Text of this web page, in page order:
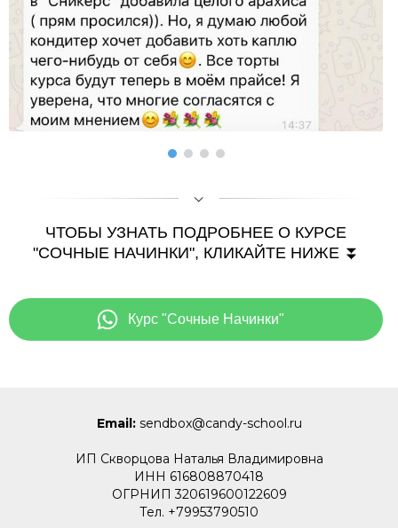
ЧТОБЫ УЗНАТЬ ПОДРОБНЕЕ О КУРСЕ
"СОЧНЫЕ НАЧИНКИ", КЛИКАЙТЕ НИЖЕ ⏬
Курс "Сочные Начинки"
Email:sendbox@candy-school.ru
ИП Скворцова Наталья Владимировна
ИНН 616808870418
ОГРНИП 320619600122609
Тел. +79953790510